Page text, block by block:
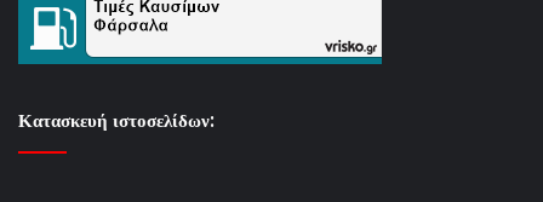
Κατασκευή ιστοσελίδων: